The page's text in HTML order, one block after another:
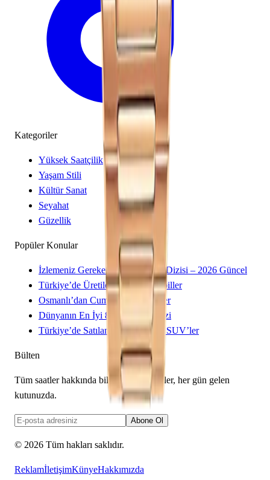
Kategoriler
Yüksek Saatçilik
Yaşam Stili
Kültür Sanat
Seyahat
Güzellik
Popüler Konular
İzlemeniz Gereken 15 Yeni Kore Dizisi – 2026 Güncel
Türkiye’de Üretilen Yerli Otomobiller
Osmanlı’dan Cumhuriyet’e Saatler
Dünyanın En İyi 8 Kayak Merkezi
Türkiye’de Satılan Elektrikli 4×4 SUV’ler
Bülten
Tüm saatler hakkında bilmeniz gerekenler, her gün gelen
kutunuzda.
Abone Ol
© 2026 Tüm hakları saklıdır.
ReklamİletişimKünyeHakkımızda